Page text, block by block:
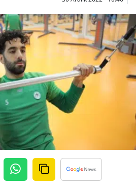
Bingöl
Bitlis
Burdur
Bursa
Çanakkale
Çorum
Denizli